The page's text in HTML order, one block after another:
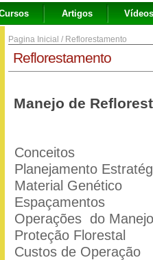
Artigos Vídeos
Pagina Inicial / Reflorestamento
Reflorestamento
Manejo de
Conceitos
Planejamento
Material Genético
Espaçamentos
Operações do Manejo
Proteção Florestal
Custos de Operação